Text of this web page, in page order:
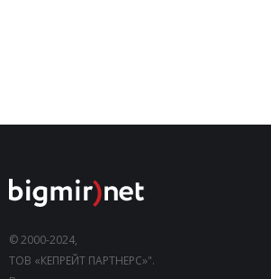
© 2000-2024,
ТОВ «КЕПРЕЙТ ПАРТНЕРС»".